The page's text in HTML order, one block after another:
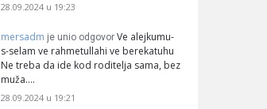
28.09.2024 u 19:23
mersadm je unio odgovor Ve alejkumu-
s-selam ve rahmetullahi ve berekatuhu
Ne treba da ide kod roditelja sama, bez
muža.…
28.09.2024 u 19:21